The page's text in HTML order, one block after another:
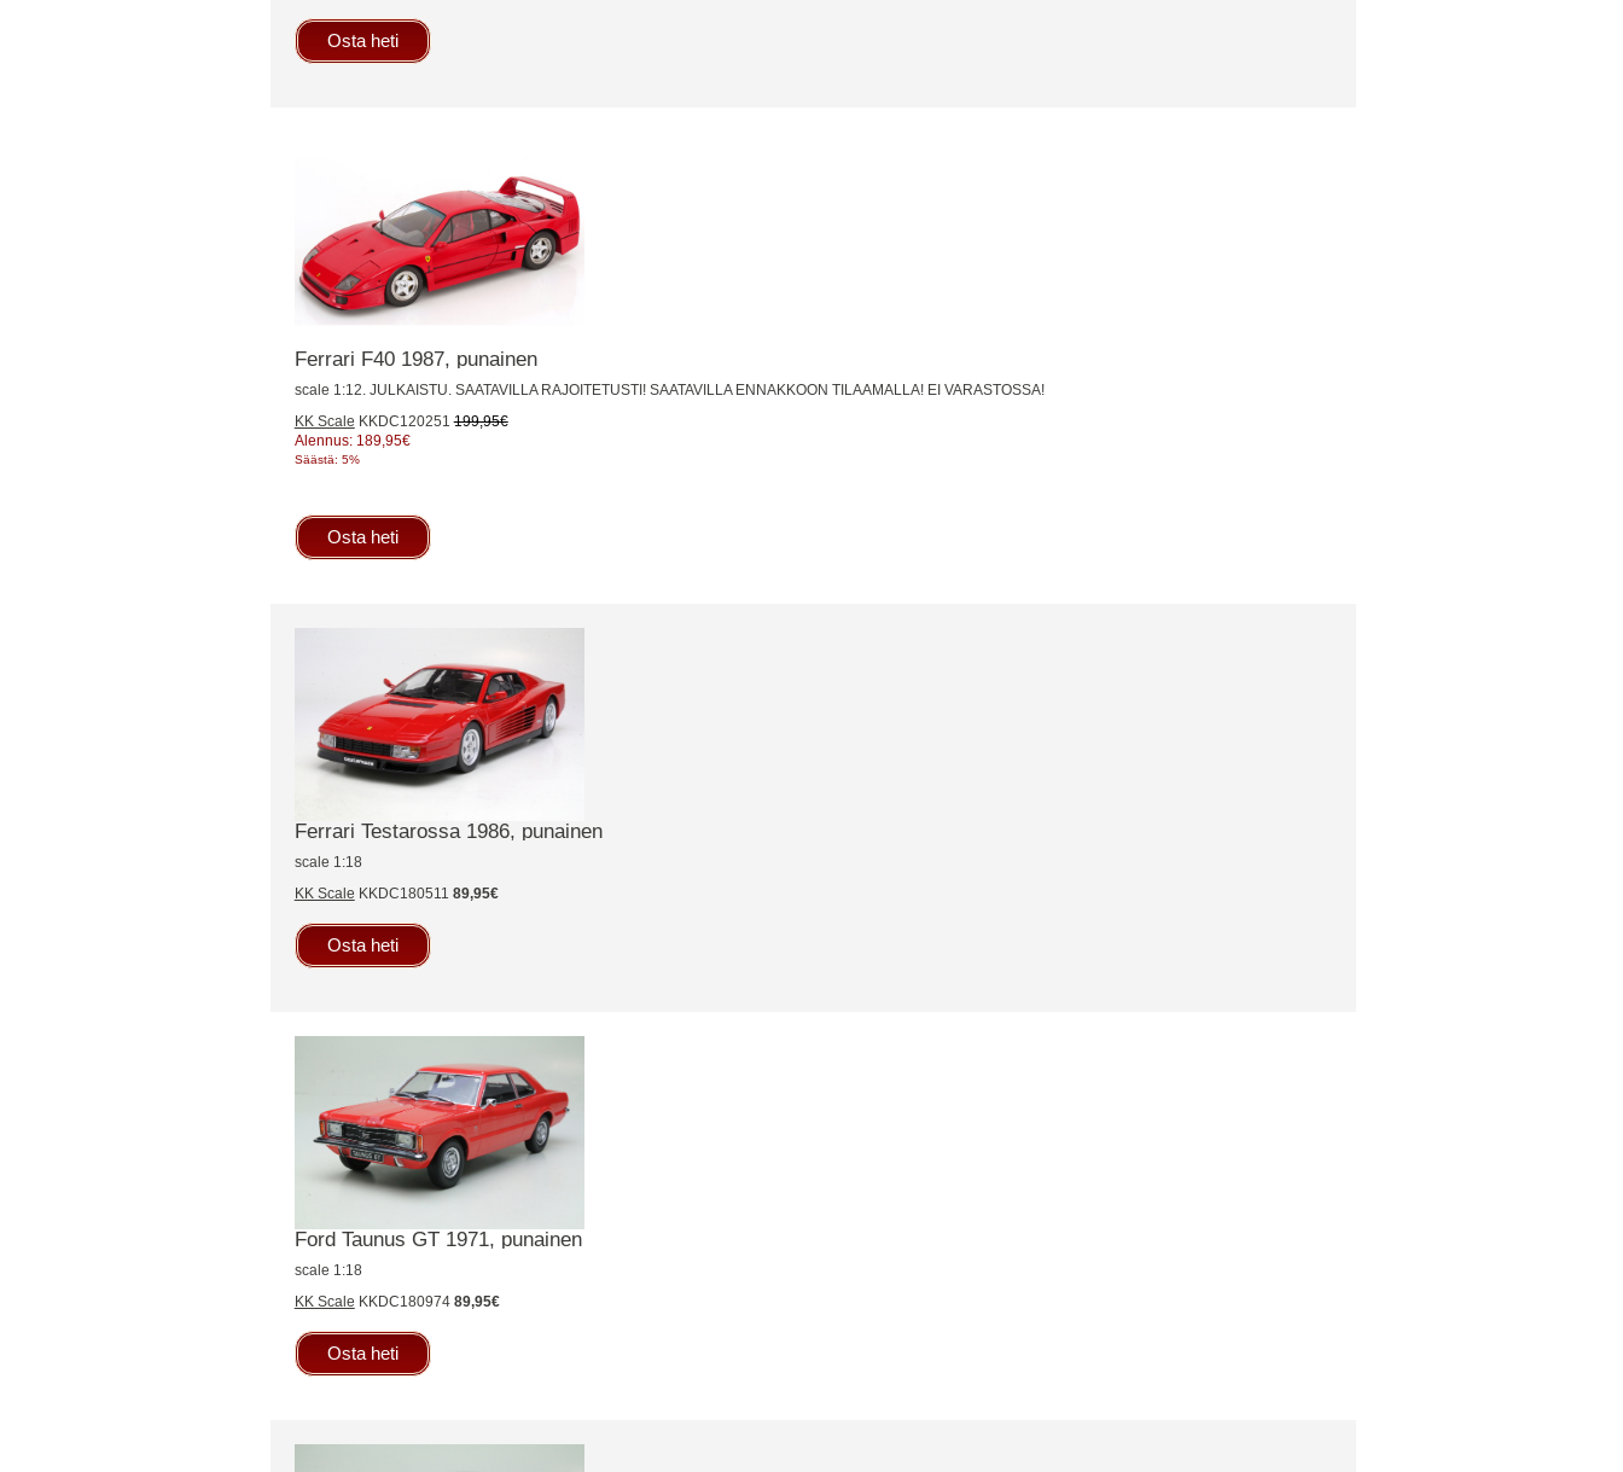
Osta heti
Ferrari F40 1987, punainen
scale 1:12. JULKAISTU. SAATAVILLA RAJOITETUSTI! SAATAVILLA ENNAKKOON TILAAMALLA! EI VARASTOSSA!
KK Scale KKDC120251199,95€
Alennus: 189,95€
Säästä: 5%
Osta heti
Ferrari Testarossa 1986, punainen
scale 1:18
KK Scale KKDC180511 89,95€
Osta heti
Ford Taunus GT 1971, punainen
scale 1:18
KK Scale KKDC180974 89,95€
Osta heti